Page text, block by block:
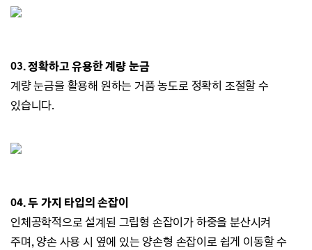
03. 정확하고 유용한 계량 눈금
계량 눈금을 활용해 원하는 거품 농도로 정확히 조절할 수
있습니다.
04. 두 가지 타입의 손잡이
인체공학적으로 설계된 그립형 손잡이가 하중을 분산시켜
주며,양손 사용 시 옆에 있는 양손형 손잡이로 쉽게 이동할 수